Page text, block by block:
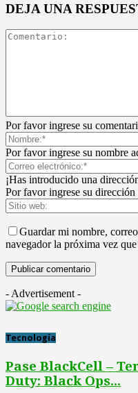
DEJA UNA
Por favor ingrese su
Por favor ingrese su nombre
¡Has introducido una
Por favor ingrese su
Guardar mi nombre,
navegador la próxima vez
- Advertisement -
Tecnología
Pase BlackCell –
Duty: Black Ops...